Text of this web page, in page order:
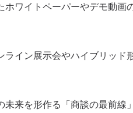
ホワイトペーパーやデモ動画
ライン展示会やハイブリッド
来を形作る「商談の最前線